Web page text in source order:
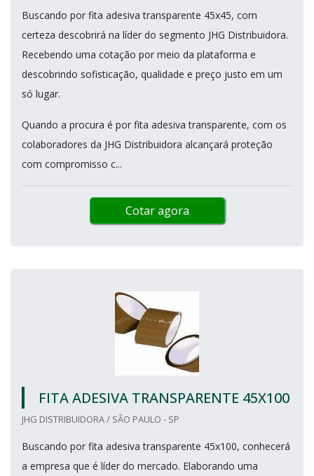
Buscando por fita adesiva transparente 45x45, com
certeza descobrirá na líder do segmento JHG Distribuidora.
Recebendo uma cotação por meio da plataforma e
descobrindo sofisticação, qualidade e preço justo em um
só lugar.
Quando a procura é por fita adesiva transparente, com os
colaboradores da JHG Distribuidora alcançará proteção
com compromisso c...
Cotar agora
FITA ADESIVA TRANSPARENTE 45X100
JHG DISTRIBUIDORA / SÃO PAULO - SP
Buscando por fita adesiva transparente 45x100, conhecerá
a empresa que é líder do mercado. Elaborando uma